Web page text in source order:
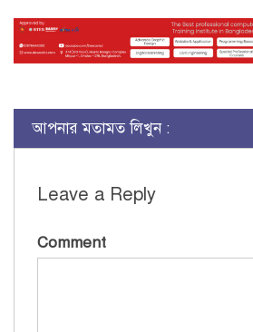
আপনার মতামত লিখুন :
Leave a Reply
Comment